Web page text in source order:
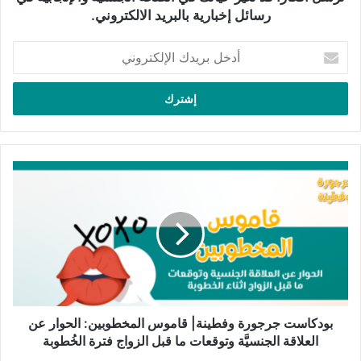
والتفاهم بين الزوجين.
تعالج الحلقة موضوع العنف الأسري وأهمية الحوار والتفاهم في
العلاقة الزوجيَّة، مؤكدةً على أن الاحترام المتبادل والرغبة في صحَّة
وسعادة الزوجين هما الأساس لعلاقة زوجيَّة ناجحة. تؤكد فطينة على
أن الحميميَّة والود يجب أن يسودا العلاقة وليس الإجبار أو العنف،
النفسي لأي من الطرفين.
مقالات ذات صلة
الجنس ليس إجبارياً
13 فبراير، 2023
تنتهي الحلقة بتأكيد جرجورة على قيمة كلمات الدكتورة، مشيرةً إلى
رسائل إخبارية بالبريد الالكتروني.
بريدك
الإلكتروني
بودكاست
جرجورة
وفطينة|
الجنسيَّة
وتوقعات
بودكاست جرجورة وفطينة| قاموس المخطوبين: الحوار عن
العلاقة الجنسيَّة وتوقعات ما قبل الزواج فترة الخُطوبة